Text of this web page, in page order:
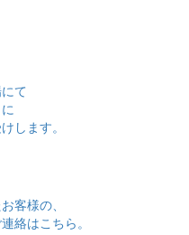
て
します。
客様の、
絡はこちら。